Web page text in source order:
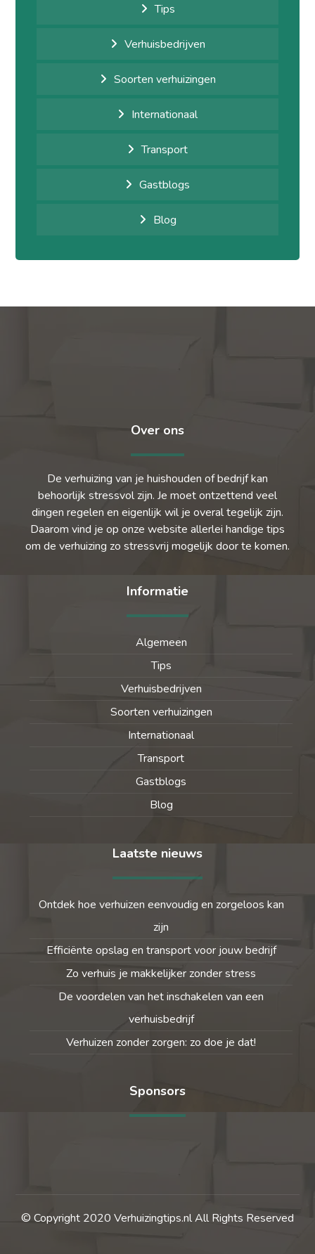
Tips
Verhuisbedrijven
Soorten verhuizingen
Internationaal
Transport
Gastblogs
Blog
Over ons
De verhuizing van je huishouden of bedrijf kan
behoorlijk stressvol zijn. Je moet ontzettend veel
dingen regelen en eigenlijk wil je overal tegelijk zijn.
Daarom vind je op onze website allerlei handige tips
om de verhuizing zo stressvrij mogelijk door te komen.
Informatie
Algemeen
Tips
Verhuisbedrijven
Soorten verhuizingen
Internationaal
Transport
Gastblogs
Blog
Laatste nieuws
Ontdek hoe verhuizen eenvoudig en zorgeloos kan
zijn
Efficiënte opslag en transport voor jouw bedrijf
Zo verhuis je makkelijker zonder stress
De voordelen van het inschakelen van een
verhuisbedrijf
Verhuizen zonder zorgen: zo doe je dat!
Sponsors
© Copyright 2020 Verhuizingtips.nl All Rights Reserved